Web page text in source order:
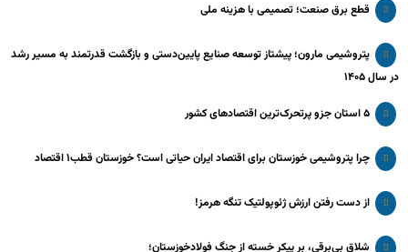
قطع برق صنعت؛ تصمیمی با هزینه ملی
پتروشیمی مارون؛ پیشتاز توسعه صنایع پایین‌دستی و بازگشت قدرتمند به مسیر رشد
در سال ۱۴۰۵
۵ استان جزو پرتحرک‌ترین اقتصاد‌های کشور
چرا پتروشیمی خوزستان برای اقتصاد ایران حیاتی است؟ خوزستان قطب۱ اقتصاد
از دست رفتن ارزش ژئوپولتیک تنگه هرمز!
شلاق‌ بی‌برقی، بر پیکر خسته‌ از جنگ فولادخوزستان؛